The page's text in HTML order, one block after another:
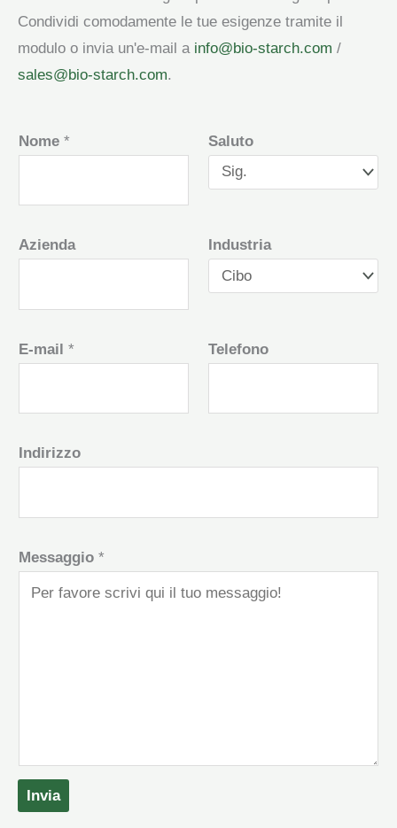
Condividi comodamente le tue esigenze tramite il
modulo o invia un'e-mail a info@bio-starch.com /
sales@bio-starch.com.
Nome * Saluto
Azienda Industria
E-mail * Telefono
Indirizzo
Messaggio *
Invia